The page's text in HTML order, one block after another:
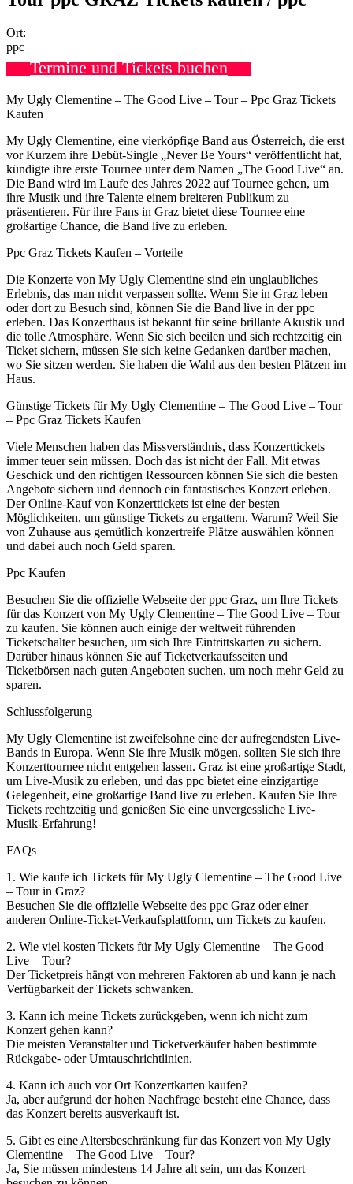
Ort:
ppc
Termine und Tickets buchen
My Ugly Clementine – The Good Live – Tour – Ppc Graz Tickets
Kaufen
My Ugly Clementine, eine vierköpfige Band aus Österreich, die erst
vor Kurzem ihre Debüt-Single „Never Be Yours“ veröffentlicht hat,
kündigte ihre erste Tournee unter dem Namen „The Good Live“ an.
Die Band wird im Laufe des Jahres 2022 auf Tournee gehen, um
ihre Musik und ihre Talente einem breiteren Publikum zu
präsentieren. Für ihre Fans in Graz bietet diese Tournee eine
großartige Chance, die Band live zu erleben.
Ppc Graz Tickets Kaufen – Vorteile
Die Konzerte von My Ugly Clementine sind ein unglaubliches
Erlebnis, das man nicht verpassen sollte. Wenn Sie in Graz leben
oder dort zu Besuch sind, können Sie die Band live in der ppc
erleben. Das Konzerthaus ist bekannt für seine brillante Akustik und
die tolle Atmosphäre. Wenn Sie sich beeilen und sich rechtzeitig ein
Ticket sichern, müssen Sie sich keine Gedanken darüber machen,
wo Sie sitzen werden. Sie haben die Wahl aus den besten Plätzen im
Haus.
Günstige Tickets für My Ugly Clementine – The Good Live – Tour
– Ppc Graz Tickets Kaufen
Viele Menschen haben das Missverständnis, dass Konzerttickets
immer teuer sein müssen. Doch das ist nicht der Fall. Mit etwas
Geschick und den richtigen Ressourcen können Sie sich die besten
Angebote sichern und dennoch ein fantastisches Konzert erleben.
Der Online-Kauf von Konzerttickets ist eine der besten
Möglichkeiten, um günstige Tickets zu ergattern. Warum? Weil Sie
von Zuhause aus gemütlich konzertreife Plätze auswählen können
und dabei auch noch Geld sparen.
Ppc Kaufen
Besuchen Sie die offizielle Webseite der ppc Graz, um Ihre Tickets
für das Konzert von My Ugly Clementine – The Good Live – Tour
zu kaufen. Sie können auch einige der weltweit führenden
Ticketschalter besuchen, um sich Ihre Eintrittskarten zu sichern.
Darüber hinaus können Sie auf Ticketverkaufsseiten und
Ticketbörsen nach guten Angeboten suchen, um noch mehr Geld zu
sparen.
Schlussfolgerung
My Ugly Clementine ist zweifelsohne eine der aufregendsten Live-
Bands in Europa. Wenn Sie ihre Musik mögen, sollten Sie sich ihre
Konzerttournee nicht entgehen lassen. Graz ist eine großartige Stadt,
um Live-Musik zu erleben, und das ppc bietet eine einzigartige
Gelegenheit, eine großartige Band live zu erleben. Kaufen Sie Ihre
Tickets rechtzeitig und genießen Sie eine unvergessliche Live-
Musik-Erfahrung!
FAQs
1. Wie kaufe ich Tickets für My Ugly Clementine – The Good Live
– Tour in Graz?
Besuchen Sie die offizielle Webseite des ppc Graz oder einer
anderen Online-Ticket-Verkaufsplattform, um Tickets zu kaufen.
2. Wie viel kosten Tickets für My Ugly Clementine – The Good
Live – Tour?
Der Ticketpreis hängt von mehreren Faktoren ab und kann je nach
Verfügbarkeit der Tickets schwanken.
3. Kann ich meine Tickets zurückgeben, wenn ich nicht zum
Konzert gehen kann?
Die meisten Veranstalter und Ticketverkäufer haben bestimmte
Rückgabe- oder Umtauschrichtlinien.
4. Kann ich auch vor Ort Konzertkarten kaufen?
Ja, aber aufgrund der hohen Nachfrage besteht eine Chance, dass
das Konzert bereits ausverkauft ist.
5. Gibt es eine Altersbeschränkung für das Konzert von My Ugly
Clementine – The Good Live – Tour?
Ja, Sie müssen mindestens 14 Jahre alt sein, um das Konzert